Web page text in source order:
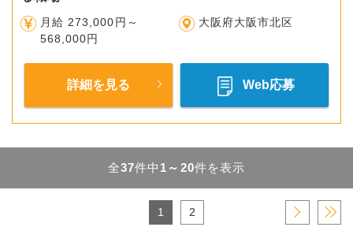
月給 273,000円～
568,000円
大阪府大阪市北区
詳細を見る Web応募
全37件中 1～20件を表示
1 2 › »